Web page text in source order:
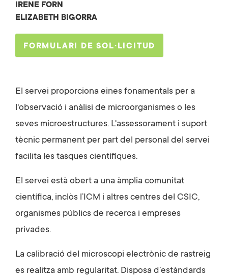
IRENE FORN
ELIZABETH BIGORRA
FORMULARI DE SOL·LICITUD
El servei proporciona eines fonamentals per a
l'observació i anàlisi de microorganismes o les
seves microestructures. L'assessorament i suport
tècnic permanent per part del personal del servei
facilita les tasques científiques.
El servei està obert a una àmplia comunitat
científica, inclòs l’ICM i altres centres del CSIC,
organismes públics de recerca i empreses
privades.
La calibració del microscopi electrònic de rastreig
es realitza amb regularitat. Disposa d’estàndards